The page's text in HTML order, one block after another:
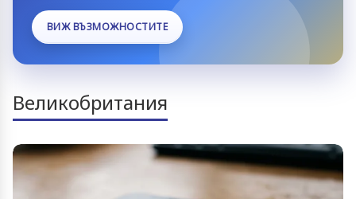
ВИЖ ВЪЗМОЖНОСТИТЕ
Великобритания